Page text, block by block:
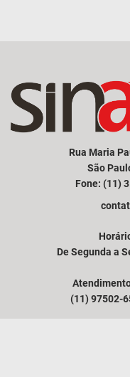
Rua Maria
São
Fone: (11)
De Segunda a
(11) 97502-